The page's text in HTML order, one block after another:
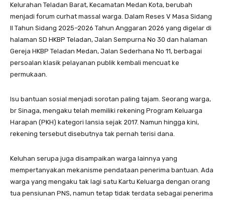
Kelurahan Teladan Barat, Kecamatan Medan Kota, berubah
menjadi forum curhat massal warga. Dalam Reses V Masa Sidang
II Tahun Sidang 2025–2026 Tahun Anggaran 2026 yang digelar di
halaman SD HKBP Teladan, Jalan Sempurna No 30 dan halaman
Gereja HKBP Teladan Medan, Jalan Sederhana No 11, berbagai
persoalan klasik pelayanan publik kembali mencuat ke
permukaan.
Isu bantuan sosial menjadi sorotan paling tajam. Seorang warga,
br Sinaga, mengaku telah memiliki rekening Program Keluarga
Harapan (PKH) kategori lansia sejak 2017. Namun hingga kini,
rekening tersebut disebutnya tak pernah terisi dana.
Keluhan serupa juga disampaikan warga lainnya yang
mempertanyakan mekanisme pendataan penerima bantuan. Ada
warga yang mengaku tak lagi satu Kartu Keluarga dengan orang
tua pensiunan PNS, namun tetap tidak terdata sebagai penerima